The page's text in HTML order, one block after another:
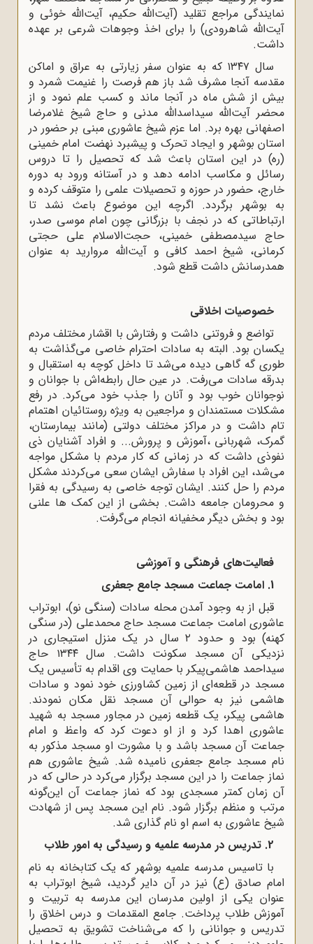
نمایندگی مراجع تقلید (آیت‌الله حکیم، آیت‌الله خوئی و
آیت‌الله شاهرودی) را برای اخذ وجوهات شرعی بر عهده
داشت.
سال ۱۳۴۷ که به عنوان سفر زیارتی به عراق و اماکن
مقدسه آنجا مشرف شد باز هم فرصت را غنیمت شمرد و
بیش از شش ماه در آنجا ماند و کسب علم نمود و از
محضر آیت‌الله سیداسدالله مدنی و حاج شیخ غلامرضا
اصفهانی بهره برد. اما عزم شیخ عاشوری مبنی بر حضور در
استان بوشهر و ایجاد تحرک و پیشبرد نهضت امام خمینی
(ره) در این استان باعث شد که تحصیل را تا دروس
رسائل و مکاسب ادامه دهد و در آستانه ورود به دوره
خارج، حضور در حوزه و تحصیلات علمی را متوقف کرده و
به بوشهر برگردد. اگرچه این موضوع باعث نشد تا
ارتباطاتی که در نجف با بزرگانی چون امام موسی صدر،
حاج سیدمصطفی خمینی، حجت‌الاسلام علی حجتی
کرمانی، شیخ احمد کافی و آیت‌الله مروارید به عنوان
همدرسانش داشت قطع شود.
خصوصیات اخلاقی
تواضع و فروتنی داشت و رفتارش با اقشار مختلف مردم
یکسان بود. البته به سادات احترام خاصی می‌گذاشت به
طوری گه گاهی دیده می‌شد تا داخل کوچه به استقبال و
بدرقه سادات می‌رفت. در عین حال رابطه‌اش با جوانان و
نوجوانان خوب بود و آنان را جذب خود می‌کرد. در رفع
مشکلات مستمندان و مراجعین به ویژه روستائیان اهتمام
تام داشت و در مراکز مختلف دولتی (مانند بیمارستان،
گمرک، شهربانی ،آموزش و پرورش... و افراد آشنایان ذی
نفوذی داشت که در زمانی که کار مردم با مشکل مواجه
می‌شد، این افراد با سفارش ایشان سعی می‌کردند مشکل
مردم را حل کنند. ایشان توجه خاصی به رسیدگی به فقرا
و محرومان جامعه داشت. بخشی از این کمک ها علنی
بود و بخش دیگر مخفیانه انجام می‌گرفت.
فعالیت‌های فرهنگی و آموزشی
1. امامت جماعت مسجد جامع جعفری
قبل از به وجود آمدن محله سادات (سنگی نو)، ابوتراب
عاشوری امامت جماعت مسجد حاج محمدعلی (در سنگی
کهنه) بود و حدود ۲ سال در یک منزل استیجاری در
نزدیکی آن مسجد سکونت داشت. سال ۱۳۴۴ حاج
سیداحمد هاشمی‌پیکر با حمایت وی اقدام به تأسیس یک
مسجد در قطعه‌ای از زمین کشاورزی خود نمود و سادات
هاشمی نیز به حوالی آن مسجد نقل مکان نمودند.
هاشمی پیکر، یک قطعه زمین در مجاور مسجد به شهید
عاشوری اهدا کرد و از او دعوت کرد که واعظ و امام
جماعت آن مسجد باشد و با مشورت او مسجد مذکور به
نام مسجد جامع جعفری نامیده شد. شیخ عاشوری هم
نماز جماعت را در این مسجد برگزار می‌کرد در حالی که در
آن زمان کمتر مسجدی بود که نماز جماعت آن این‌گونه
مرتب و منظم برگزار شود. نام این مسجد پس از شهادت
شیخ عاشوری به اسم او نام گذاری شد.
2. تدریس در مدرسه علمیه و رسیدگی به امور طلاب
با تاسیس مدرسه علمیه بوشهر که یک کتابخانه به نام
امام صادق (ع) نیز در آن دایر گردید، شیخ ابوتراب به
عنوان یکی از اولین مدرسان این مدرسه به تربیت و
آموزش طلاب پرداخت. جامع المقدمات و درس اخلاق را
تدریس و جوانانی را که می‌شناخت تشویق به تحصیل